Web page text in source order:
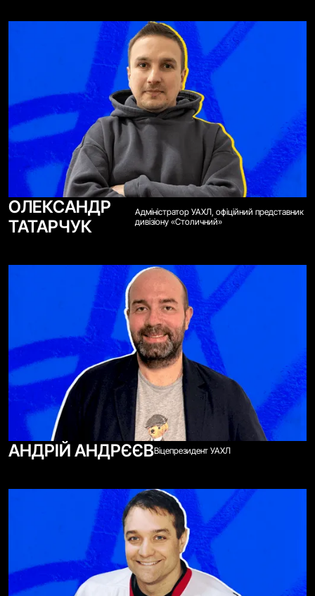
ОЛЕКСАНДР
ТАТАРЧУК
Адміністратор УАХЛ, офіційний представник
дивізіону «Столичний»
АНДРІЙ АНДРЄЄВВіцепрезидент УАХЛ